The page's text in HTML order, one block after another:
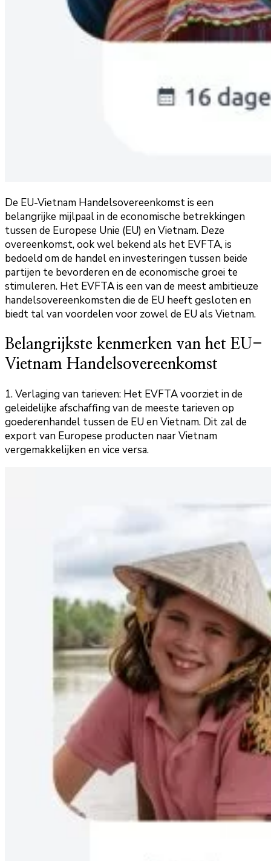
De EU-Vietnam Handelsovereenkomst is een
belangrijke mijlpaal in de economische betrekkingen
tussen de Europese Unie (EU) en Vietnam. Deze
overeenkomst, ook wel bekend als het EVFTA, is
bedoeld om de handel en investeringen tussen beide
partijen te bevorderen en de economische groei te
stimuleren. Het EVFTA is een van de meest ambitieuze
handelsovereenkomsten die de EU heeft gesloten en
biedt tal van voordelen voor zowel de EU als Vietnam.
Belangrijkste kenmerken van het EU-
Vietnam Handelsovereenkomst
1. Verlaging van tarieven: Het EVFTA voorziet in de
geleidelijke afschaffing van de meeste tarieven op
goederenhandel tussen de EU en Vietnam. Dit zal de
export van Europese producten naar Vietnam
vergemakkelijken en vice versa.